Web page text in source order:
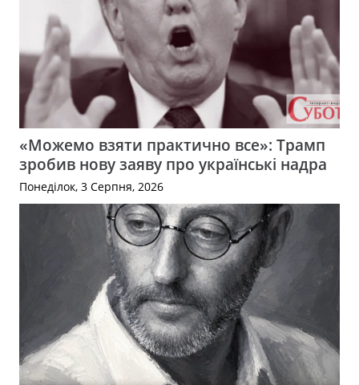
«Можемо взяти практично все»: Трамп
зробив нову заяву про українські надра
Понеділок, 3 Серпня, 2026